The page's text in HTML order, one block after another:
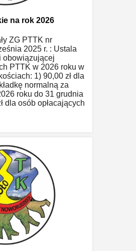
na rok 2026
ZG PTTK nr
2025 r. : Ustala
obowiązującej
PTTK w 2026 roku w
1) 90,00 zł dla
normalną za
roku do 31 grudnia
dla osób opłacających